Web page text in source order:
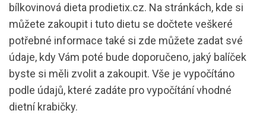
bílkovinová dieta prodietix.cz. Na stránkách, kde si
můžete zakoupit i tuto dietu se dočtete veškeré
potřebné informace také si zde můžete zadat své
údaje, kdy Vám poté bude doporučeno, jaký balíček
byste si měli zvolit a zakoupit. Vše je vypočítáno
podle údajů, které zadáte pro vypočítání vhodné
dietní krabičky.